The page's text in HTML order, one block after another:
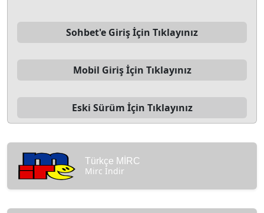
Sohbet'e Giriş İçin Tıklayınız
Mobil Giriş İçin Tıklayınız
Eski Sürüm İçin Tıklayınız
Türkçe MİRC
Mirc İndir